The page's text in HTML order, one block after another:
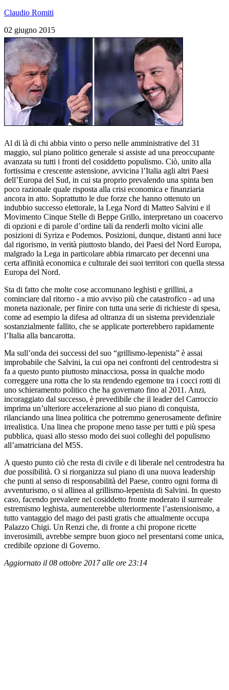
Claudio Romiti
02 giugno 2015
Al di là di chi abbia vinto o perso nelle amministrative del 31
maggio, sul piano politico generale si assiste ad una preoccupante
avanzata su tutti i fronti del cosiddetto populismo. Ciò, unito alla
fortissima e crescente astensione, avvicina l’Italia agli altri Paesi
dell’Europa del Sud, in cui sta proprio prevalendo una spinta ben
poco razionale quale risposta alla crisi economica e finanziaria
ancora in atto. Soprattutto le due forze che hanno ottenuto un
indubbio successo elettorale, la Lega Nord di Matteo Salvini e il
Movimento Cinque Stelle di Beppe Grillo, interpretano un coacervo
di opzioni e di parole d’ordine tali da renderli molto vicini alle
posizioni di Syriza e Podemos. Posizioni, dunque, distanti anni luce
dal rigorismo, in verità piuttosto blando, dei Paesi del Nord Europa,
malgrado la Lega in particolare abbia rimarcato per decenni una
certa affinità economica e culturale dei suoi territori con quella stessa
Europa del Nord.
Sta di fatto che molte cose accomunano leghisti e grillini, a
cominciare dal ritorno - a mio avviso più che catastrofico - ad una
moneta nazionale, per finire con tutta una serie di richieste di spesa,
come ad esempio la difesa ad oltranza di un sistema previdenziale
sostanzialmente fallito, che se applicate porterebbero rapidamente
l’Italia alla bancarotta.
Ma sull’onda dei successi del suo “grillismo-lepenista” è assai
improbabile che Salvini, la cui opa nei confronti del centrodestra si
fa a questo punto piuttosto minacciosa, possa in qualche modo
correggere una rotta che lo sta rendendo egemone tra i cocci rotti di
uno schieramento politico che ha governato fino al 2011. Anzi,
incoraggiato dal successo, è prevedibile che il leader del Carroccio
imprima un’ulteriore accelerazione al suo piano di conquista,
rilanciando una linea politica che potremmo generosamente definire
irrealistica. Una linea che propone meno tasse per tutti e più spesa
pubblica, quasi allo stesso modo dei suoi colleghi del populismo
all’amatriciana del M5S.
A questo punto ciò che resta di civile e di liberale nel centrodestra ha
due possibilità. O si riorganizza sul piano di una nuova leadership
che punti al senso di responsabilità del Paese, contro ogni forma di
avventurismo, o si allinea al grillismo-lepenista di Salvini. In questo
caso, facendo prevalere nel cosiddetto fronte moderato il surreale
estremismo leghista, aumenterebbe ulteriormente l’astensionismo, a
tutto vantaggio del mago dei pasti gratis che attualmente occupa
Palazzo Chigi. Un Renzi che, di fronte a chi propone ricette
inverosimili, avrebbe sempre buon gioco nel presentarsi come unica,
credibile opzione di Governo.
Aggiornato il 08 ottobre 2017 alle ore 23:14